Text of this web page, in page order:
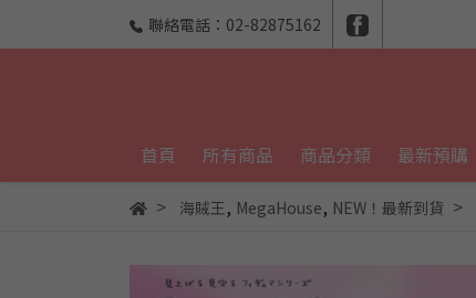
聯絡電話：02-82875162
首頁 所有商品 商品分類 最新預購
海賊王, MegaHouse, NEW！最新到貨